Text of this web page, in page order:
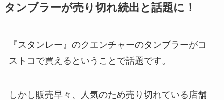
タンブラーが売り切れ続出と話題に！
『スタンレー』のクエンチャーのタンブラーがコ
ストコで買えるということで話題です。
しかし販売早々、人気のため売り切れている店舗